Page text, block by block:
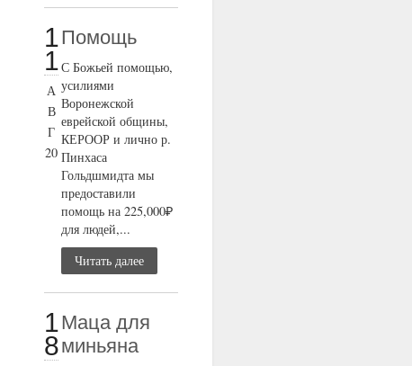
1
1
А
В
Г
20
Помощь
С Божьей помощью,
усилиями
Воронежской
еврейской общины,
КЕРООР и лично р.
Пинхаса
Гольдшмидта мы
предоставили
помощь на 225,000₽
для людей,...
Читать далее
1
8
Маца для
миньяна